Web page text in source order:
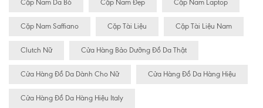
Cặp Nam Da Bò Cặp Nam Đẹp Cặp Nam Laptop
Cặp Nam Saffiano Cặp Tài Liệu Cặp Tài Liệu Nam
Clutch Nữ Cửa Hàng Bảo Dưỡng Đồ Da Thật
Cửa Hàng Đồ Da Dành Cho Nữ Cửa Hàng Đồ Da Hàng Hiệu
Cửa Hàng Đồ Da Hàng Hiệu Italy